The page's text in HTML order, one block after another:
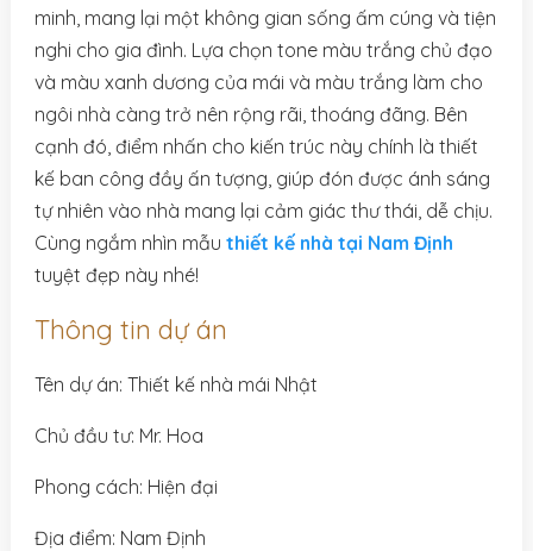
minh, mang lại một không gian sống ấm cúng và tiện
nghi cho gia đình. Lựa chọn tone màu trắng chủ đạo
và màu xanh dương của mái và màu trắng làm cho
ngôi nhà càng trở nên rộng rãi, thoáng đãng. Bên
cạnh đó, điểm nhấn cho kiến trúc này chính là thiết
kế ban công đầy ấn tượng, giúp đón được ánh sáng
tự nhiên vào nhà mang lại cảm giác thư thái, dễ chịu.
Cùng ngắm nhìn mẫu thiết kế nhà tại Nam Định
tuyệt đẹp này nhé!
Thông tin dự án
Tên dự án: Thiết kế nhà mái Nhật
Chủ đầu tư: Mr. Hoa
Phong cách: Hiện đại
Địa điểm: Nam Định